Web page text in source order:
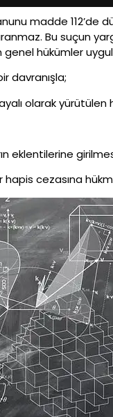
madde 112’de
Bu suçun
hükümler
davranışla;
olarak
eklentilerine
hapis cezasına